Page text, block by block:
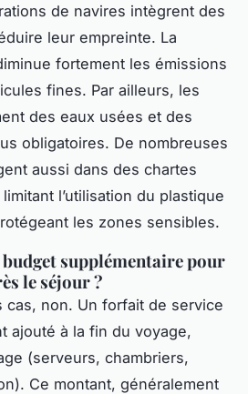
de navires intègrent des
leur empreinte. La
fortement les émissions
fines. Par ailleurs, les
des eaux usées et des
obligatoires. De nombreuses
aussi dans des chartes
l’utilisation du plastique
les zones sensibles.
supplémentaire pour
le séjour ?
cas, non. Un forfait de service
ajouté à la fin du voyage,
(serveurs, chambriers,
Ce montant, généralement